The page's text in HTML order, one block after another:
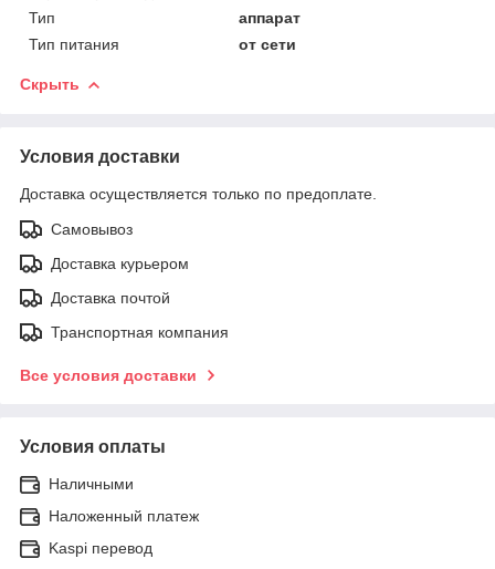
Тип
аппарат
Тип питания
от сети
Скрыть
Условия доставки
Доставка осуществляется только по предоплате.
Самовывоз
Доставка курьером
Доставка почтой
Транспортная компания
Все условия доставки
Условия оплаты
Наличными
Наложенный платеж
Kaspi перевод